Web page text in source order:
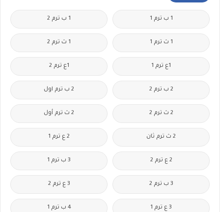
1 ب ترم 1 1 ب ترم 2
1 ث ترم 1 1 ث ترم 2
1ع ترم 1 1ع ترم 2
2 ب ترم 2 2 ب ترم اول
2 ث ترم 2 2 ث ترم أول
2 ث ترم ثان 2 ع ترم 1
2 ع ترم 2 3 ب ترم 1
3 ب ترم 2 3 ع ترم 2
3 ع ترم 1 4 ب ترم 1